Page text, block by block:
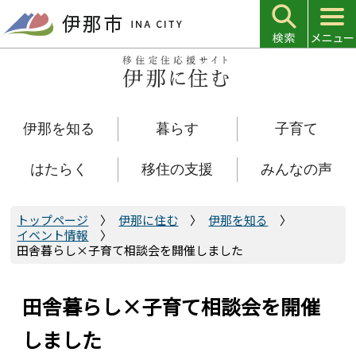
の
ペ
伊那を知る 暮らす 子育て
はたらく 移住の支援 みんなの声
トップページ 伊那に住む
伊那を知る
イベント情報
田舎暮らし×子育て相談会を開催しました
田舎暮らし×子育て相談会を開催
しました